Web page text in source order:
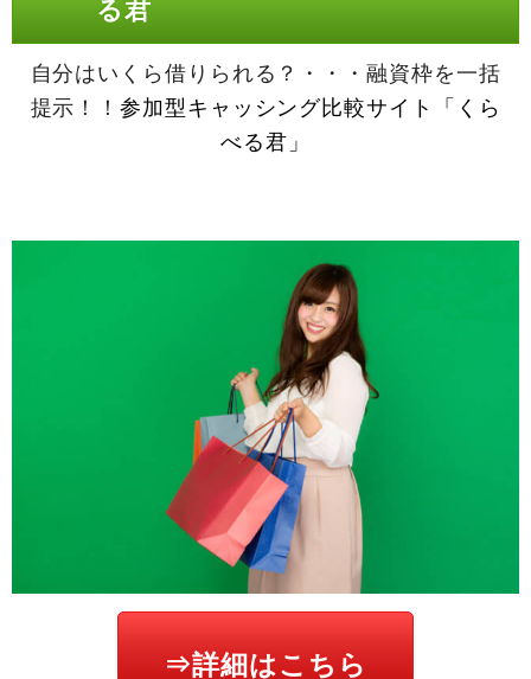
る君
自分はいくら借りられる？・・・融資枠を一括
提示！！参加型キャッシング比較サイト「くら
べる君」
⇒詳細はこちら